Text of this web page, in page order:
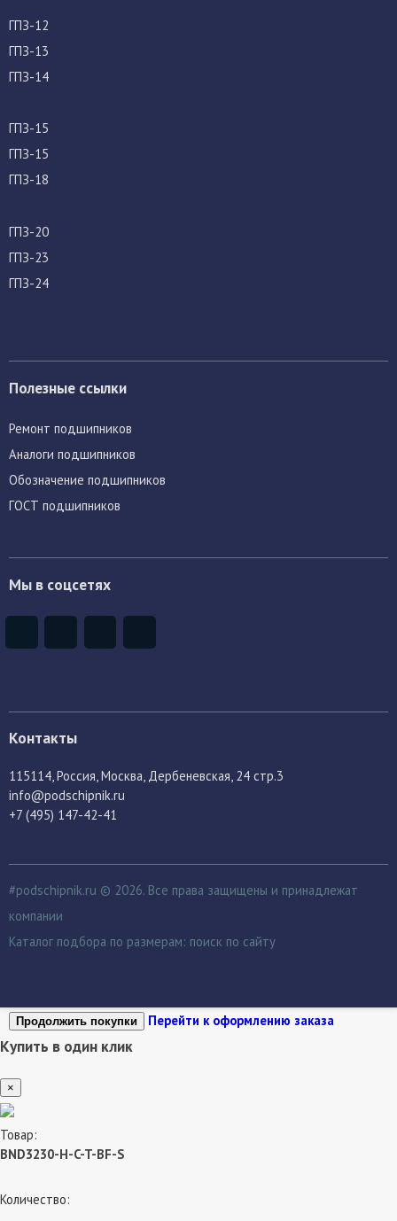
ГПЗ-12
ГПЗ-13
ГПЗ-14
ГПЗ-15
ГПЗ-15
ГПЗ-18
ГПЗ-20
ГПЗ-23
ГПЗ-24
Полезные ссылки
Ремонт подшипников
Аналоги подшипников
Обозначение подшипников
ГОСТ подшипников
Мы в соцсетях
Контакты
115114 , Россия, Москва, Дербеневская, 24 стр.3
info@podschipnik.ru
+7 (495) 147-42-41
#podschipnik.ru © 2026. Все права защищены и принадлежат
компании
Каталог подбора по размерам: поиск по сайту
Продолжить покупки Перейти к оформлению заказа
Купить в один клик
×
Товар:
BND3230-H-C-T-BF-S
Количество: